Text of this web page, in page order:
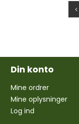
Din konto
Mine ordrer
Mine oplysninger
Log ind